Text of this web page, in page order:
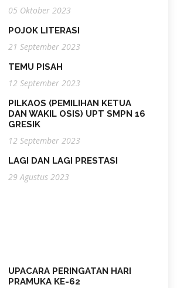
05 Oktober 2023
POJOK LITERASI
21 September 2023
TEMU PISAH
12 September 2023
PILKAOS (PEMILIHAN KETUA
DAN WAKIL OSIS) UPT SMPN 16
GRESIK
12 September 2023
LAGI DAN LAGI PRESTASI
29 Agustus 2023
UPACARA PERINGATAN HARI
PRAMUKA KE-62